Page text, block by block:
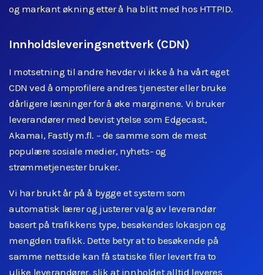
og markant økning etter å ha blitt med hos HTTPID.
Innholdsleveringsnettverk (CDN)
I motsetning til andre hevder vi ikke å ha vårt eget
CDN ved å omprofilere andres tjenester eller bruke
dårligere løsninger for å øke marginene. Vi bruker
leverandører med bevist ytelse som Edgecast,
Akamai, Fastly m.fl. – de samme som de mest
populære sosiale medier, nyhets- og
strømmetjenester bruker.
Vi har brukt år på å bygge et system som
automatisk lærer og justerer valg av leverandør
basert på trafikkens type, besøkendes lokasjon og
mengden trafikk. Dette betyr at to besøkende på
samme nettside kan få statiske filer levert fra to
ulike leverandører, slik at innholdet alltid leveres